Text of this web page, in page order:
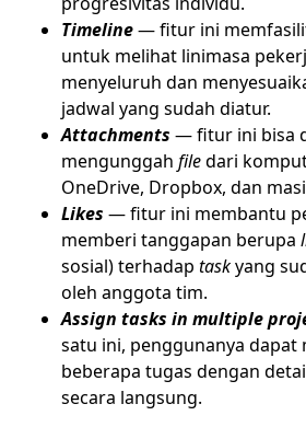
Timeline— fitur ini
untuk melihat linimasa
menyeluruh dan
jadwal yang sudah diatur.
Attachments — fitur ini bisa
mengunggah filedari
OneDrive, Dropbox, dan
Likes — fitur ini membantu
memberi tanggapan berupa
sosial) terhadap taskyang
oleh anggota tim.
Assign tasks in multiple
satu ini, penggunanya dapat
beberapa tugas dengan
secara langsung.